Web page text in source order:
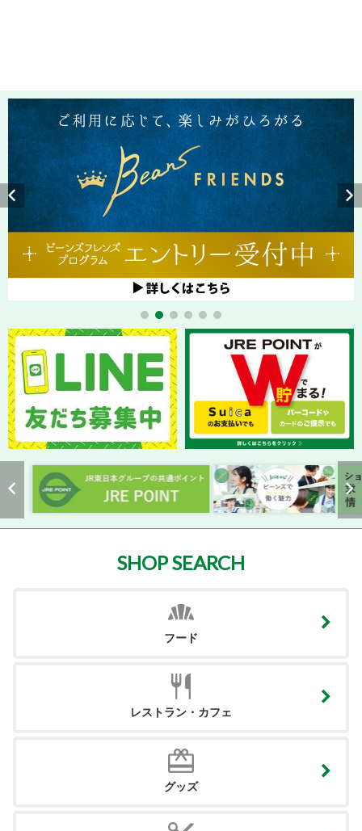
SHOP SEARCH
フード
レストラン・カフェ
グッズ